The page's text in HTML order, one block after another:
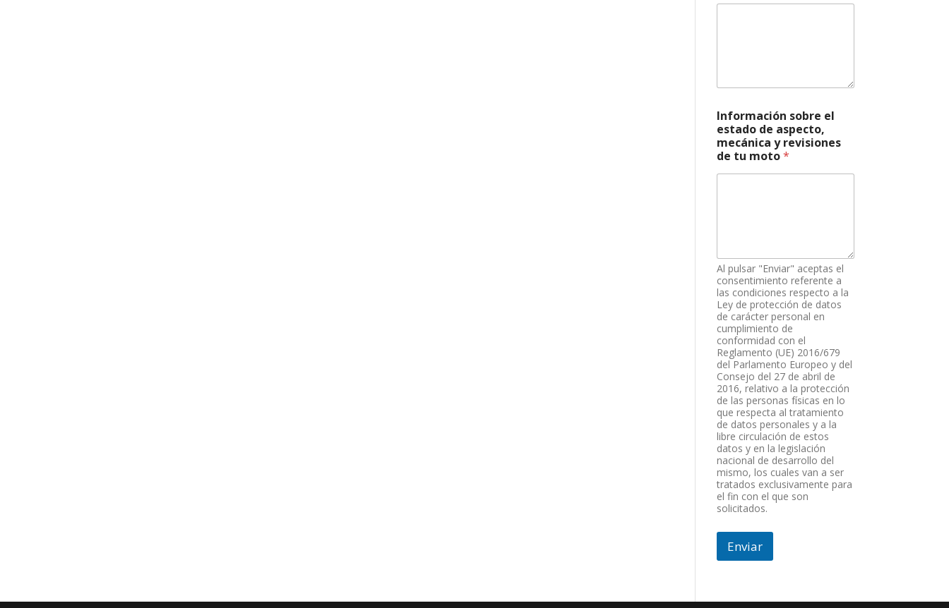
Información sobre el
estado de aspecto,
mecánica y revisiones
de tu moto*
Al pulsar "Enviar" aceptas el
consentimiento referente a
las condiciones respecto a la
Ley de protección de datos
de carácter personal en
cumplimiento de
conformidad con el
Reglamento (UE) 2016/679
del Parlamento Europeo y del
Consejo del 27 de abril de
2016, relativo a la protección
de las personas físicas en lo
que respecta al tratamiento
de datos personales y a la
libre circulación de estos
datos y en la legislación
nacional de desarrollo del
mismo, los cuales van a ser
tratados exclusivamente para
el fin con el que son
solicitados.
Enviar